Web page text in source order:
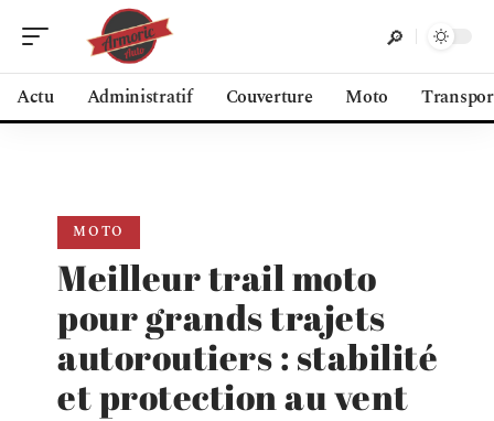
Actu Administratif Couverture Moto
MOTO
Meilleur trail moto
pour grands trajets
autoroutiers : stabilité
et protection au vent